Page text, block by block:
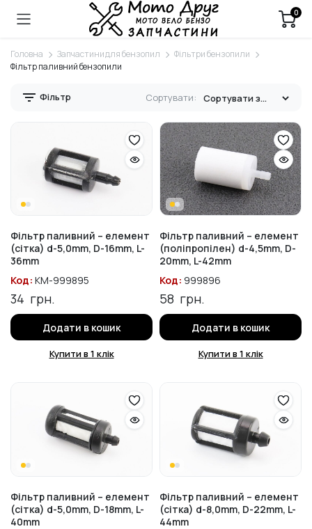
0
Головна Запчастини для бензопил
Фільтри бензопили
Фільтр паливний бензопили
Фільтр Сортувати:
Фільтр паливний – елемент
(сітка) d-5,0mm, D-16mm, L-
36mm
Код: KM-999895
34 грн.
Додати в кошик
Купити в 1 клік
Фільтр паливний – елемент
(поліпропілен) d-4,5mm, D-
20mm, L-42mm
Код: 999896
58 грн.
Додати в кошик
Купити в 1 клік
Фільтр паливний – елемент
(сітка) d-5,0mm, D-18mm, L-
40mm
Фільтр паливний – елемент
(сітка) d-8,0mm, D-22mm, L-
44mm